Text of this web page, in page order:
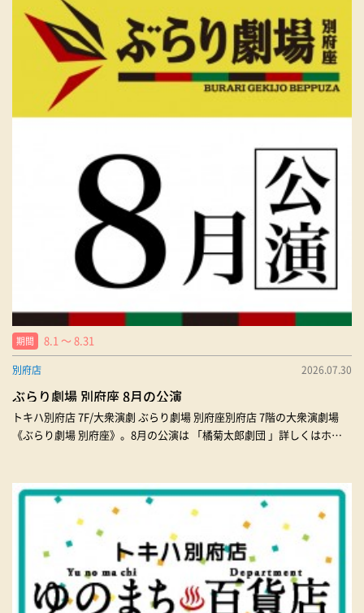
期間 8.1 〜 8.31
別府店 2026.07.30
ぶらり劇場 別府座 8月の公演
トキハ別府店 7F/大衆演劇 ぶらり劇場 別府座別府店 7階の大衆演劇場
《ぶらり劇場 別府座》。8月の公演は 「橘菊太郎劇団 」詳しくはホー